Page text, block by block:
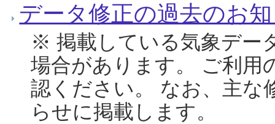
データ修正の過去のお
※ 掲載している気象デー
場合があります。 ご利用
認ください。 なお、主な
らせに掲載します。